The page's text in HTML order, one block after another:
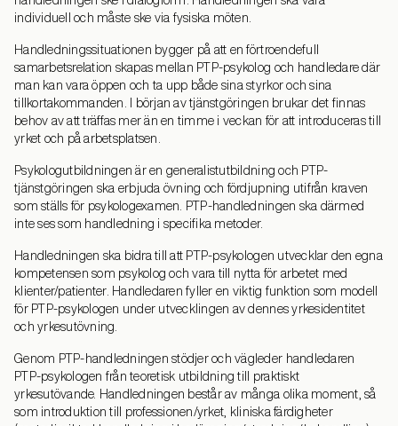
individuell och måste ske via fysiska möten.
Handledningssituationen bygger på att en förtroendefull
samarbetsrelation skapas mellan PTP-psykolog och handledare där
man kan vara öppen och ta upp både sina styrkor och sina
tillkortakommanden. I början av tjänstgöringen brukar det finnas
behov av att träffas mer än en timme i veckan för att introduceras till
yrket och på arbetsplatsen.
Psykologutbildningen är en generalistutbildning och PTP-
tjänstgöringen ska erbjuda övning och fördjupning utifrån kraven
som ställs för psykologexamen. PTP-handledningen ska därmed
inte ses som handledning i specifika metoder.
Handledningen ska bidra till att PTP-psykologen utvecklar den egna
kompetensen som psykolog och vara till nytta för arbetet med
klienter/patienter. Handledaren fyller en viktig funktion som modell
för PTP-psykologen under utvecklingen av dennes yrkesidentitet
och yrkesutövning.
Genom PTP-handledningen stödjer och vägleder handledaren
PTP-psykologen från teoretisk utbildning till praktiskt
yrkesutövande. Handledningen består av många olika moment, så
som introduktion till professionen/yrket, kliniska färdigheter